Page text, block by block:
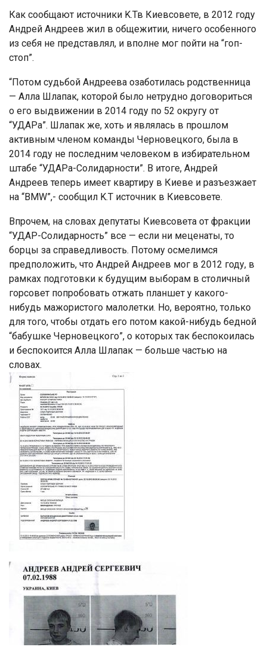
Как сообщают источники K.Тв Киевсовете, в 2012 году
Андрей Андреев жил в общежитии, ничего особенного
из себя не представлял, и вполне мог пойти на “гоп-
стоп”.
“Потом судьбой Андреева озаботилась родственница
— Алла Шлапак, которой было нетрудно договориться
о его выдвижении в 2014 году по 52 округу от
“УДАРа”. Шлапак же, хоть и являлась в прошлом
активным членом команды Черновецкого, была в
2014 году не последним человеком в избирательном
штабе “УДАРа-Солидарности”. В итоге, Андрей
Андреев теперь имеет квартиру в Киеве и разъезжает
на “BMW”,- сообщил K.Т источник в Киевсовете.
Впрочем, на словах депутаты Киевсовета от фракции
“УДАР-Солидарность” все — если ни меценаты, то
борцы за справедливость. Потому осмелимся
предположить, что Андрей Андреев мог в 2012 году, в
рамках подготовки к будущим выборам в столичный
горсовет попробовать отжать планшет у какого-
нибудь мажористого малолетки. Но, вероятно, только
для того, чтобы отдать его потом какой-нибудь бедной
“бабушке Черновецкого”, о которых так беспокоилась
и беспокоится Алла Шлапак — больше частью на
словах.